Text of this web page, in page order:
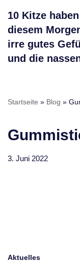
10 Kitze
diesem
irre gutes
und die
Startseite » Blog »
3. Juni 2022
Aktuelles